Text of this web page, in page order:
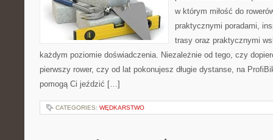
w którym miłość do
praktycznymi poradami,
trasy oraz praktycznymi
każdym poziomie doświadczenia. Niezależnie od tego, czy
pierwszy rower, czy od lat pokonujesz długie dystanse, na
pomogą Ci jeździć […]
CATEGORIES: WĘDKARSTWO